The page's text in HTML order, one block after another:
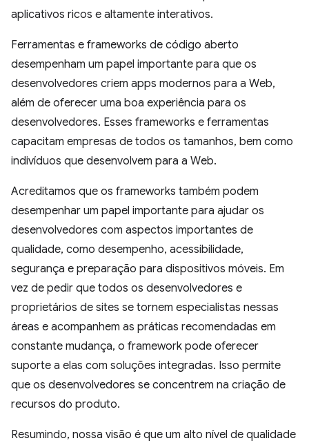
aplicativos ricos e altamente interativos.
Ferramentas e frameworks de código aberto
desempenham um papel importante para que os
desenvolvedores criem apps modernos para a Web,
além de oferecer uma boa experiência para os
desenvolvedores. Esses frameworks e ferramentas
capacitam empresas de todos os tamanhos, bem como
indivíduos que desenvolvem para a Web.
Acreditamos que os frameworks também podem
desempenhar um papel importante para ajudar os
desenvolvedores com aspectos importantes de
qualidade, como desempenho, acessibilidade,
segurança e preparação para dispositivos móveis. Em
vez de pedir que todos os desenvolvedores e
proprietários de sites se tornem especialistas nessas
áreas e acompanhem as práticas recomendadas em
constante mudança, o framework pode oferecer
suporte a elas com soluções integradas. Isso permite
que os desenvolvedores se concentrem na criação de
recursos do produto.
Resumindo, nossa visão é que um alto nível de qualidade